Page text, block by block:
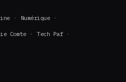
Numérique
Comte Tech Paf